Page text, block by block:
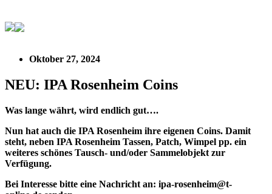
Oktober 27, 2024
NEU: IPA Rosenheim Coins
Was lange währt, wird endlich gut….
Nun hat auch die IPA Rosenheim ihre eigenen Coins. Damit
steht, neben IPA Rosenheim Tassen, Patch, Wimpel pp. ein
weiteres schönes Tausch- und/oder Sammelobjekt zur
Verfügung.
Bei Interesse bitte eine Nachricht an: ipa-rosenheim@t-